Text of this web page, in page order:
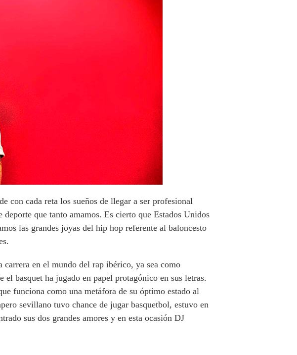
con cada reta los sueños de llegar a ser profesional
que tanto amamos. Es cierto que Estados Unidos
las grandes joyas del hip hop referente al baloncesto
en el mundo del rap ibérico, ya sea como
basquet ha jugado en papel protagónico en sus letras.
funciona como una metáfora de su óptimo estado al
sevillano tuvo chance de jugar basquetbol, estuvo en
sus dos grandes amores y en esta ocasión DJ